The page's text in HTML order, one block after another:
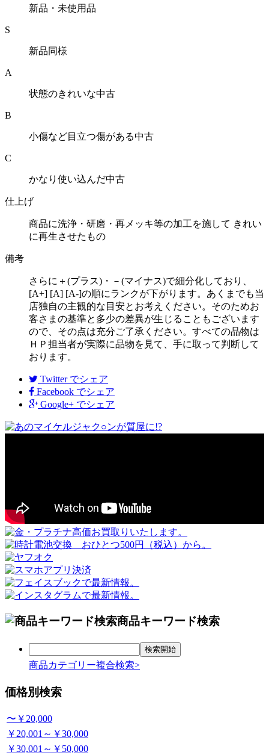
新品・未使用品
S
新品同様
A
状態のきれいな中古
B
小傷など目立つ傷がある中古
C
かなり使い込んだ中古
仕上げ
商品に洗浄・研磨・再メッキ等の加工を施して きれい
に再生させたもの
備考
さらに＋(プラス)・－(マイナス)で細分化しており、
[A+] [A] [A-]の順にランクが下がります。あくまでも当
店独自の主観的な目安とお考えください。そのためお
客さまの基準と多少の差異が生じることもございます
ので、その点は充分ご了承ください。すべての品物は
ＨＰ担当者が実際に品物を見て、手に取って判断して
おります。
Twitter でシェア
Facebook でシェア
Google+ でシェア
商品キーワード検索
商品カテゴリー複合検索>
価格別検索
〜￥20,000
￥20,001～￥30,000
￥30,001～￥50,000